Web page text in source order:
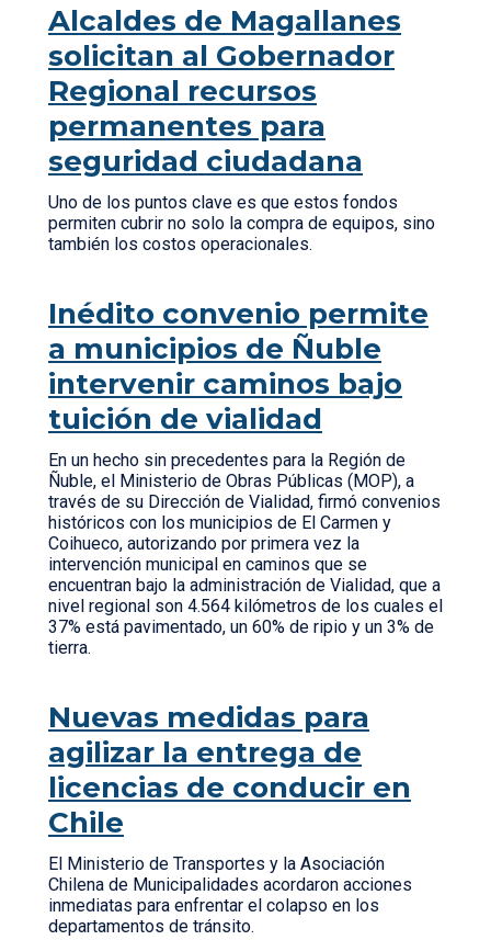
Alcaldes de Magallanes
solicitan al Gobernador
Regional recursos
permanentes para
seguridad ciudadana
Uno de los puntos clave es que estos fondos
permiten cubrir no solo la compra de equipos, sino
también los costos operacionales.
Inédito convenio permite
a municipios de Ñuble
intervenir caminos bajo
tuición de vialidad
En un hecho sin precedentes para la Región de
Ñuble, el Ministerio de Obras Públicas (MOP), a
través de su Dirección de Vialidad, firmó convenios
históricos con los municipios de El Carmen y
Coihueco, autorizando por primera vez la
intervención municipal en caminos que se
encuentran bajo la administración de Vialidad, que a
nivel regional son 4.564 kilómetros de los cuales el
37% está pavimentado, un 60% de ripio y un 3% de
tierra.
Nuevas medidas para
agilizar la entrega de
licencias de conducir en
Chile
El Ministerio de Transportes y la Asociación
Chilena de Municipalidades acordaron acciones
inmediatas para enfrentar el colapso en los
departamentos de tránsito.